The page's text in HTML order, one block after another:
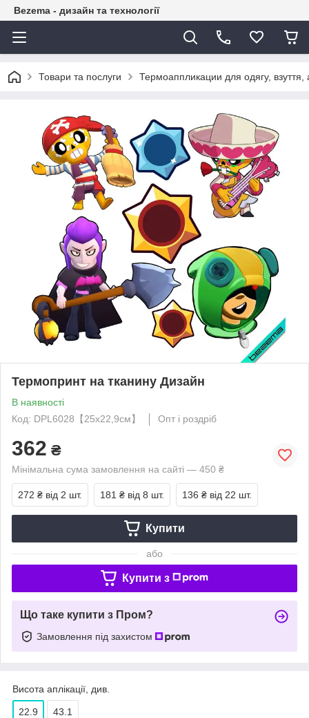
Bezema - дизайн та технології
Товари та послуги Термоаппликации для одягу, взуття,
Термопринт на тканину Дизайн
В наявності
Код: DPL6028【25x22,9см】
Опт і роздріб
362 ₴
Мінімальна сума замовлення на сайті — 450 ₴
272 ₴ від 2 шт. 181 ₴ від 8 шт. 136 ₴ від 22 шт.
Купити
або
Купити з
Що таке купити з Пром?
Замовлення під захистом
Висота аплікації, див.
22.9 43.1